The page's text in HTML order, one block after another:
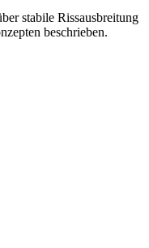
stabile Rissausbreitung
beschrieben.